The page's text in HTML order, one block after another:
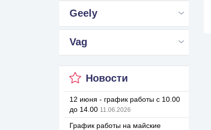
Geely
Vag
Новости
12 июня - график работы с 10.00
до 14.00 11.06.2026
График работы на майские